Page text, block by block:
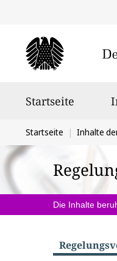
Startseite
Sie
befinden
sich
hier:
Startseite Inhalte
Die Inhalte
S